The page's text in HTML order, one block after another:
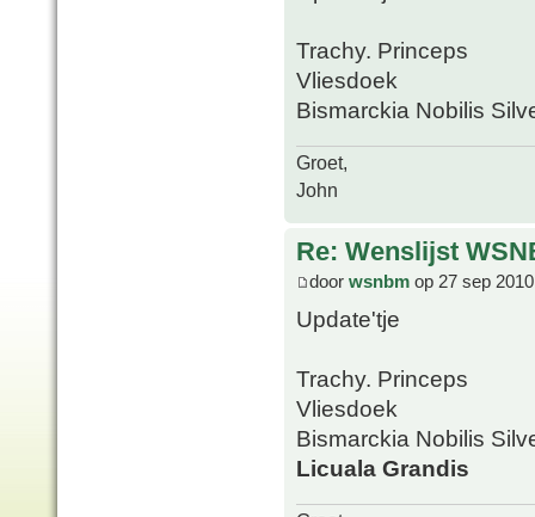
Trachy. Princeps
Vliesdoek
Bismarckia Nobilis
Groet,
John
Re: Wenslijst
door wsnbm op 27 sep
Update'tje
Trachy. Princeps
Vliesdoek
Bismarckia Nobilis
Licuala Grandis